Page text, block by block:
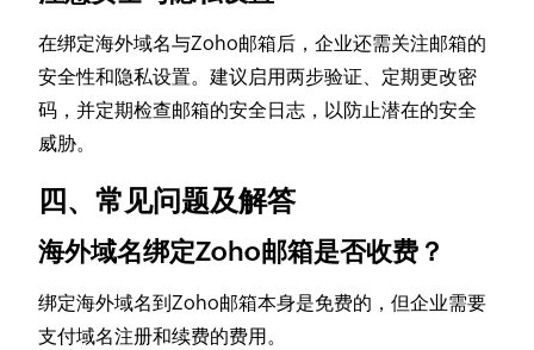
在绑定海外域名与Zoho邮箱后，企业还需关注邮箱的
安全性和隐私设置。建议启用两步验证、定期更改密
码，并定期检查邮箱的安全日志，以防止潜在的安全
威胁。
四、常见问题及解答
海外域名绑定Zoho邮箱是否收费？
绑定海外域名到Zoho邮箱本身是免费的，但企业需要
支付域名注册和续费的费用。